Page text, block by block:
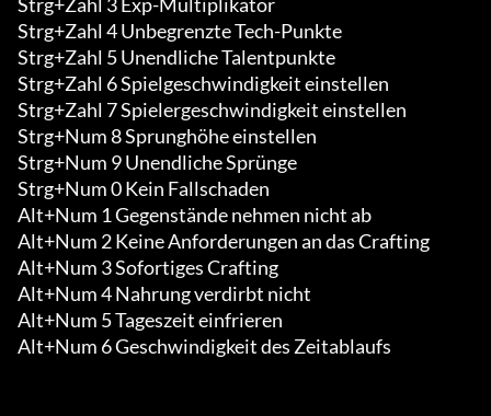
Strg+Zahl 4 Unbegrenzte Tech-Punkte
Strg+Zahl 5 Unendliche Talentpunkte
Strg+Zahl 6 Spielgeschwindigkeit einstellen
Strg+Zahl 7 Spielergeschwindigkeit einstellen
Strg+Num 8 Sprunghöhe einstellen
Strg+Num 9 Unendliche Sprünge
Strg+Num 0 Kein Fallschaden
Alt+Num 1 Gegenstände nehmen nicht ab
Alt+Num 2 Keine Anforderungen an das Crafting
Alt+Num 3 Sofortiges Crafting
Alt+Num 4 Nahrung verdirbt nicht
Alt+Num 5 Tageszeit einfrieren
Alt+Num 6 Geschwindigkeit des Zeitablaufs